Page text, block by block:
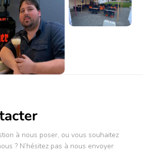
à nous poser, ou vous souhaitez
? N’hésitez pas à nous envoyer